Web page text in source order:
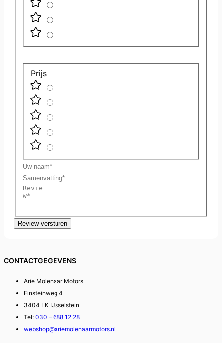
Prijs
Uw
naam
Samenvatting
Review
Review versturen
CONTACTGEGEVENS
Arie Molenaar Motors
Einsteinweg 4
3404 LK IJsselstein
Tel: 030 – 688 12 28
webshop@ariemolenaarmotors.nl